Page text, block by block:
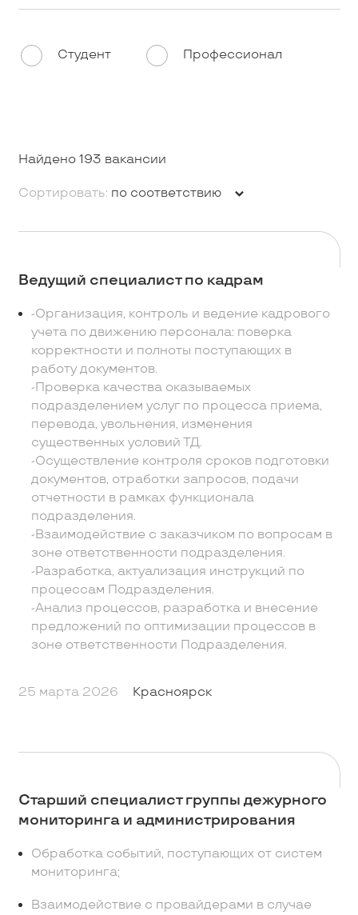
Студент Профессионал
Сортировать: по соответствию
Найдено 193 вакансии
Ведущий специалист по кадрам
-Организация, контроль и ведение кадрового
учета по движению персонала: поверка
корректности и полноты поступающих в
работу документов.
-Проверка качества оказываемых
подразделением услуг по процесса приема,
перевода, увольнения, изменения
существенных условий ТД.
-Осуществление контроля сроков подготовки
документов, отработки запросов, подачи
отчетности в рамках функционала
подразделения.
-Взаимодействие с заказчиком по вопросам в
зоне ответственности подразделения.
-Разработка, актуализация инструкций по
процессам Подразделения.
-Анализ процессов, разработка и внесение
предложений по оптимизации процессов в
зоне ответственности Подразделения.
25 марта 2026 Красноярск
Старший специалист группы дежурного
мониторинга и администрирования
Обработка событий, поступающих от систем
мониторинга;
Взаимодействие с провайдерами в случае